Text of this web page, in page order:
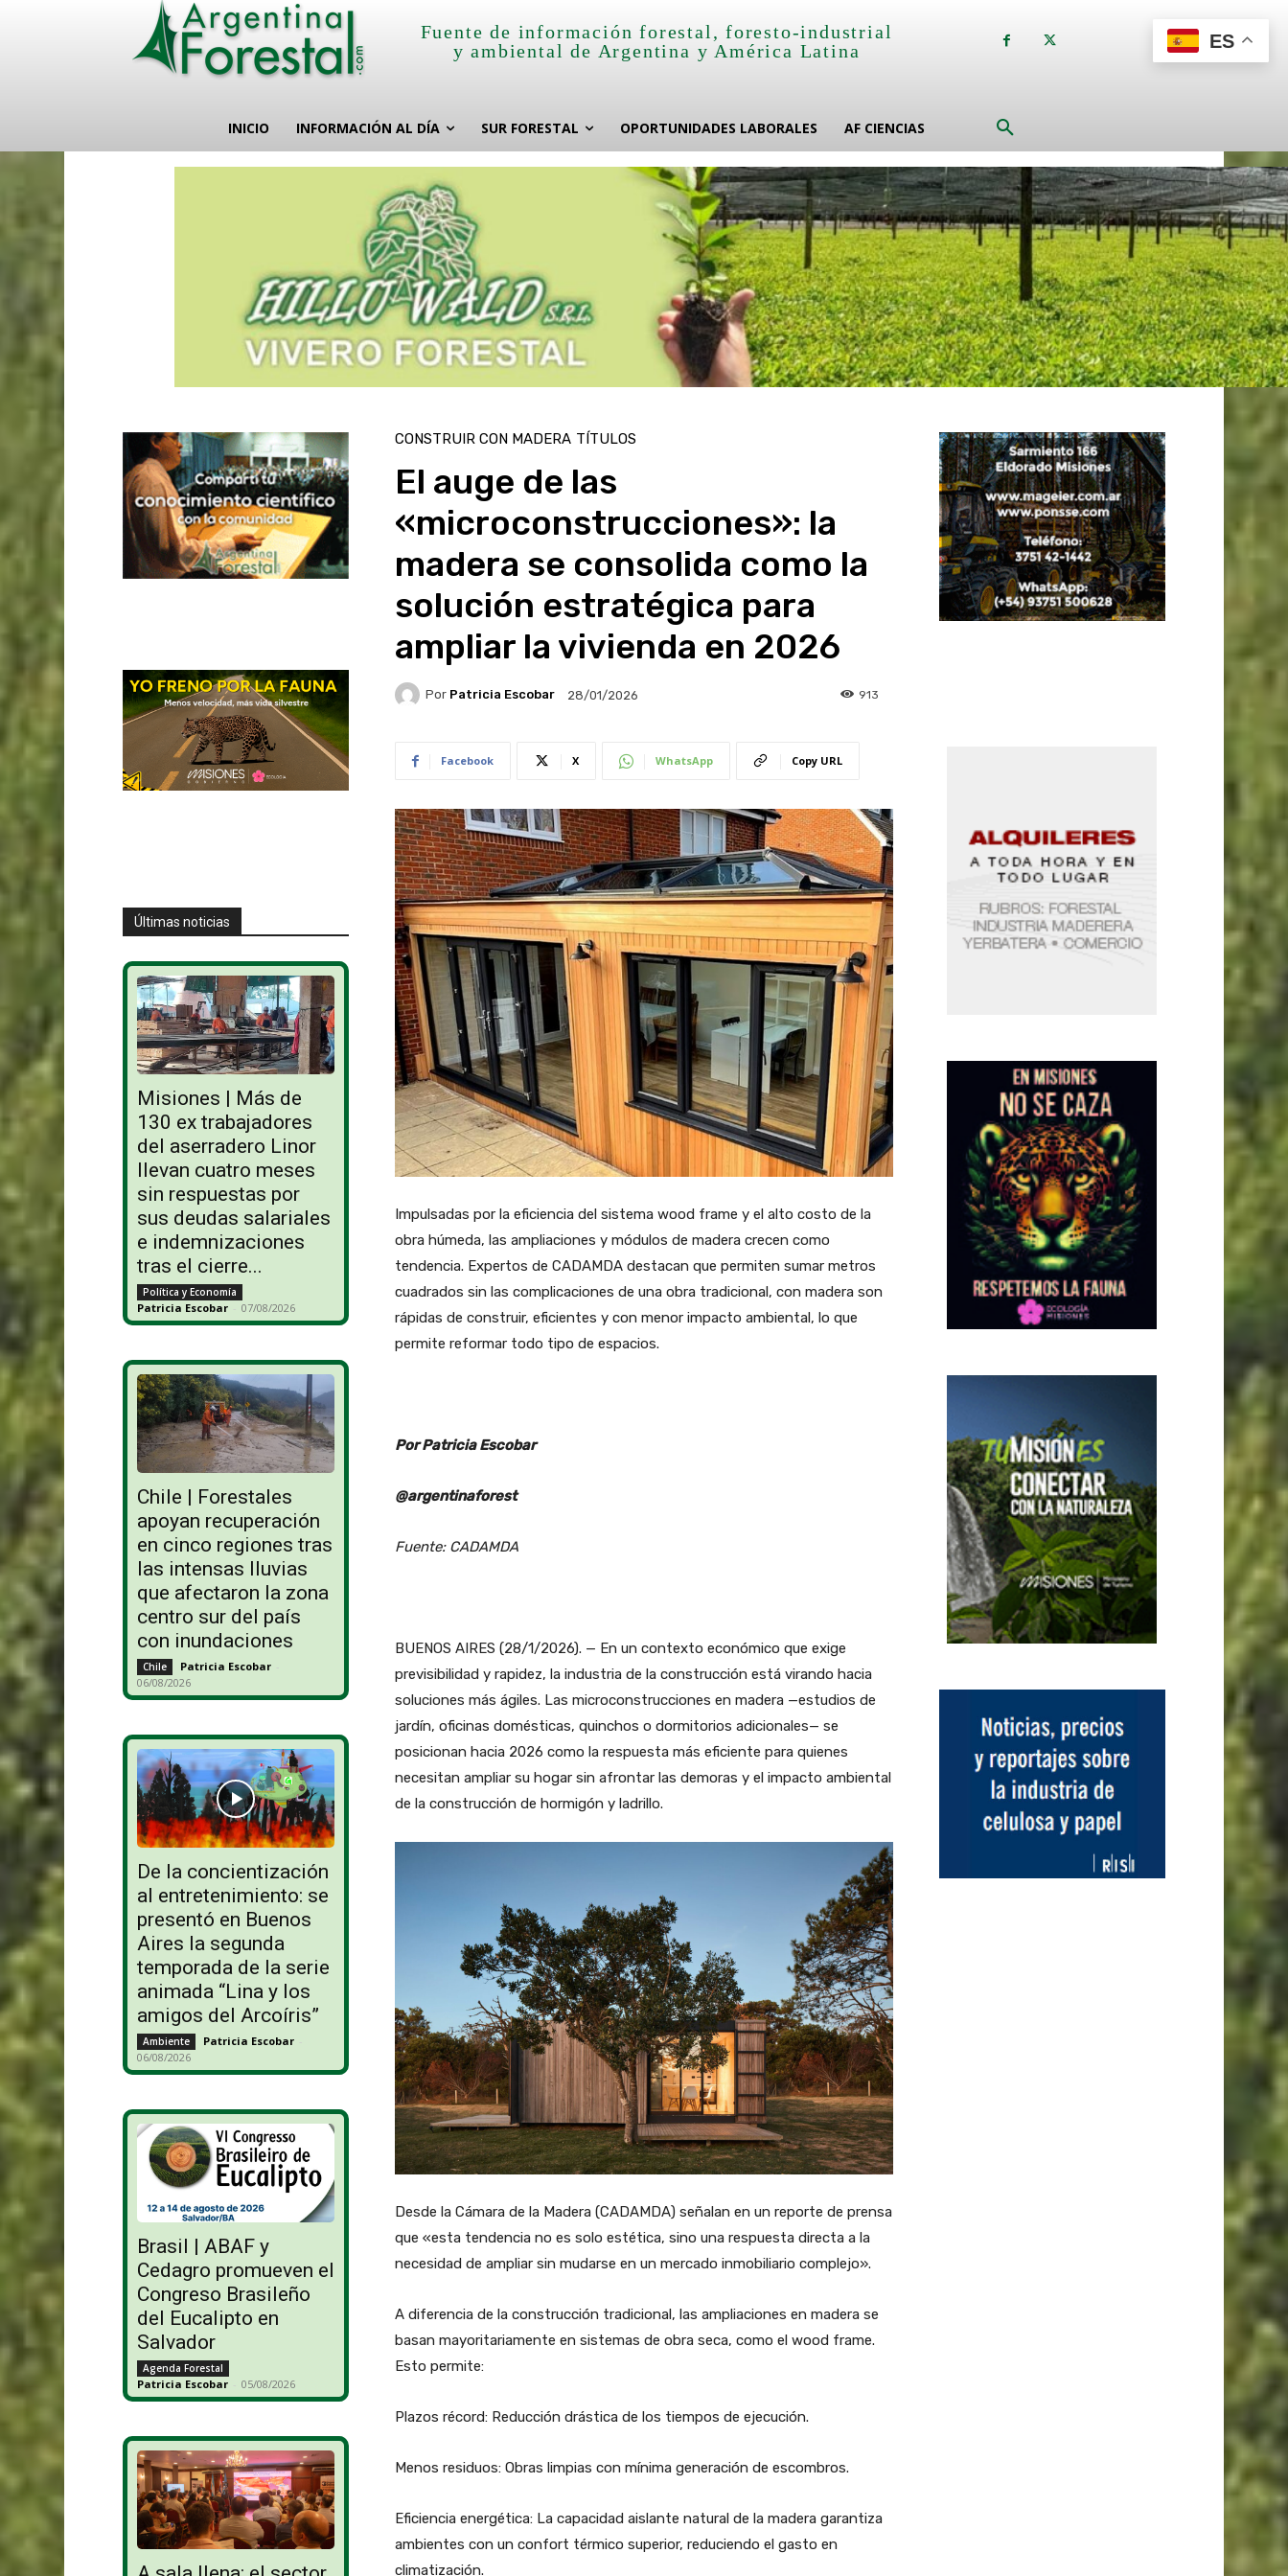
Fuente de información forestal, foresto-industrial
y ambiental de Argentina y América Latina
INICIO INFORMACIÓN AL DÍA SUR FORESTAL OPORTUNIDADES LABORALES AF CIENCIAS
Últimas noticias
Misiones | Más de
130 ex trabajadores
del aserradero Linor
llevan cuatro meses
sin respuestas por
sus deudas salariales
e indemnizaciones
tras el cierre...
Política y Economía
Patricia Escobar - 07/08/2026
Chile | Forestales
apoyan recuperación
en cinco regiones tras
las intensas lluvias
que afectaron la zona
centro sur del país
con inundaciones
Chile Patricia Escobar -
06/08/2026
De la concientización
al entretenimiento: se
presentó en Buenos
Aires la segunda
temporada de la serie
animada “Lina y los
amigos del Arcoíris”
Ambiente Patricia Escobar -
06/08/2026
Brasil | ABAF y
Cedagro promueven el
Congreso Brasileño
del Eucalipto en
Salvador
Agenda Forestal
Patricia Escobar - 05/08/2026
CONSTRUIR CON MADERA TÍTULOS
El auge de las
«microconstrucciones»: la
madera se consolida como la
solución estratégica para
ampliar la vivienda en 2026
Por Patricia Escobar 28/01/2026 913
Facebook X WhatsApp Copy URL
Impulsadas por la eficiencia del sistema wood frame y el alto costo de la
obra húmeda, las ampliaciones y módulos de madera crecen como
tendencia. Expertos de CADAMDA destacan que permiten sumar metros
cuadrados sin las complicaciones de una obra tradicional, con madera son
rápidas de construir, eficientes y con menor impacto ambiental, lo que
permite reformar todo tipo de espacios.
Por Patricia Escobar
@argentinaforest
Fuente: CADAMDA
BUENOS AIRES (28/1/2026). — En un contexto económico que exige
previsibilidad y rapidez, la industria de la construcción está virando hacia
soluciones más ágiles. Las microconstrucciones en madera —estudios de
jardín, oficinas domésticas, quinchos o dormitorios adicionales— se
posicionan hacia 2026 como la respuesta más eficiente para quienes
necesitan ampliar su hogar sin afrontar las demoras y el impacto ambiental
de la construcción de hormigón y ladrillo.
Desde la Cámara de la Madera (CADAMDA) señalan en un reporte de prensa
que «esta tendencia no es solo estética, sino una respuesta directa a la
necesidad de ampliar sin mudarse en un mercado inmobiliario complejo».
A diferencia de la construcción tradicional, las ampliaciones en madera se
basan mayoritariamente en sistemas de obra seca, como el wood frame.
Esto permite:
Plazos récord: Reducción drástica de los tiempos de ejecución.
Menos residuos: Obras limpias con mínima generación de escombros.
Eficiencia energética: La capacidad aislante natural de la madera garantiza
ambientes con un confort térmico superior, reduciendo el gasto en
climatización.
ES